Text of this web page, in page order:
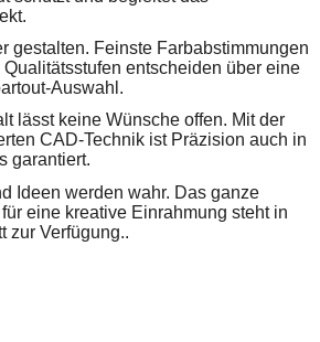
gestalten. Feinste Farbabstimmungen
entscheiden über eine
Auswahl.
lässt keine Wünsche offen. Mit der
CAD-Technik ist Präzision auch in
garantiert.
Ideen werden wahr. Das ganze
eine kreative Einrahmung steht in
zur Verfügung..